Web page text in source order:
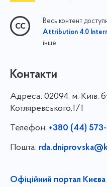
Весь контент
Attribution 4.0
інше
Контакти
Адреса: 02094, м. Київ,
Котляревського,1/1
Телефон: +380 (44)
Пошта:
Офіційний портал Києва